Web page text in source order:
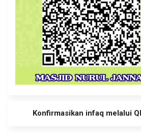
Konfirmasikan infaq melalui